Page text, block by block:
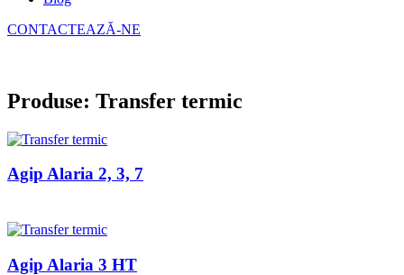
CONTACTEAZĂ-NE
Produse: Transfer termic
Agip Alaria 2, 3, 7
Agip Alaria 3 HT